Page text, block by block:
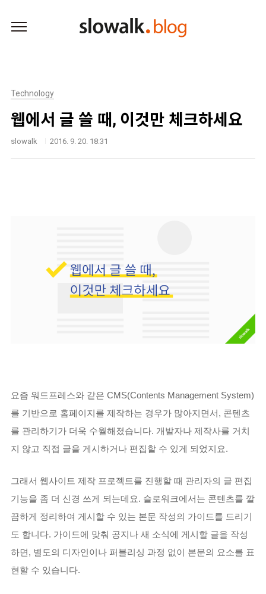
Technology
웹에서 글 쓸 때, 이것만 체크하세요
slowalk 2016. 9. 20. 18:31
요즘 워드프레스와 같은 CMS(Contents Management System)
를 기반으로 홈페이지를 제작하는 경우가 많아지면서, 콘텐츠
를 관리하기가 더욱 수월해졌습니다. 개발자나 제작사를 거치
지 않고 직접 글을 게시하거나 편집할 수 있게 되었지요.
그래서 웹사이트 제작 프로젝트를 진행할 때 관리자의 글 편집
기능을 좀 더 신경 쓰게 되는데요. 슬로워크에서는 콘텐츠를 깔
끔하게 정리하여 게시할 수 있는 본문 작성의 가이드를 드리기
도 합니다. 가이드에 맞춰 공지나 새 소식에 게시할 글을 작성
하면, 별도의 디자인이나 퍼블리싱 과정 없이 본문의 요소를 표
현할 수 있습니다.